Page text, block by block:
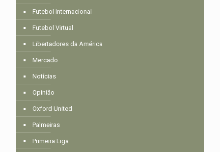
Futebol Internacional
Futebol Virtual
Libertadores da América
Mercado
Notícias
Opinião
Oxford United
Palmeiras
Primeira Liga